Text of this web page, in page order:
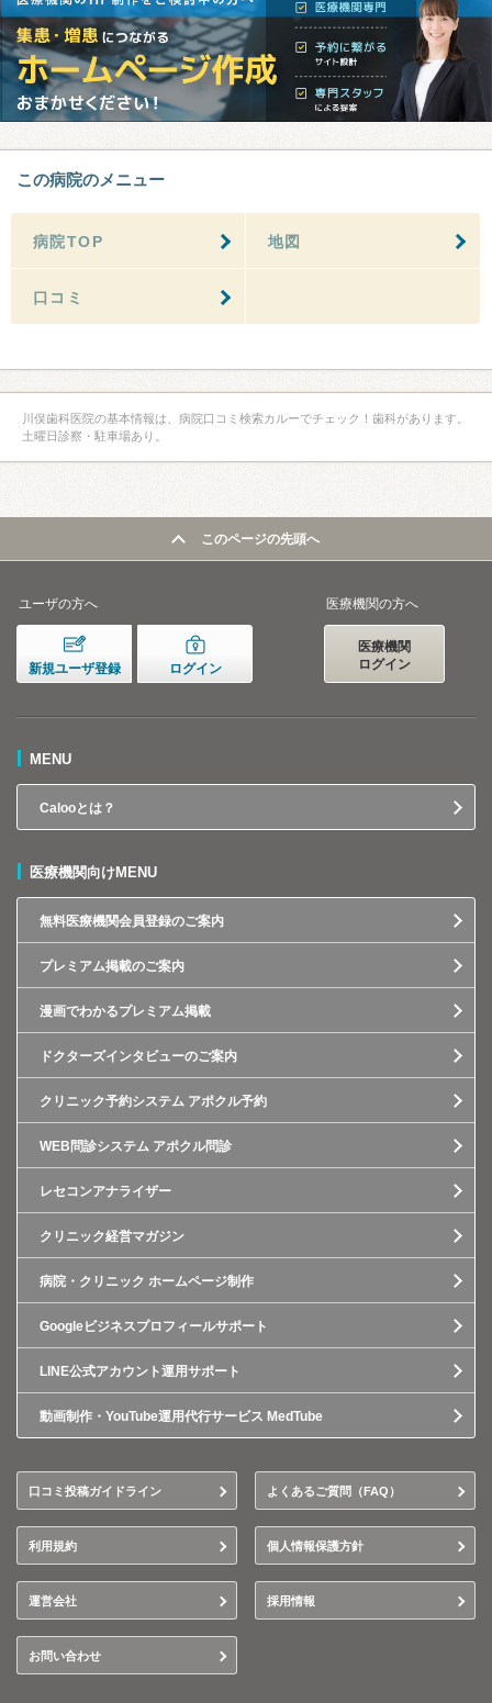
この病院のメニュー
病院TOP 地図
口コミ
川俣歯科医院の基本情報は、病院口コミ検索カルーでチェック！歯科があります。
土曜日診察・駐車場あり。
このページの先頭へ
ユーザの方へ
新規ユーザ登録 ログイン
医療機関の方へ
医療機関
ログイン
MENU
Calooとは？
医療機関向けMENU
無料医療機関会員登録のご案内
プレミアム掲載のご案内
漫画でわかるプレミアム掲載
ドクターズインタビューのご案内
クリニック予約システム アポクル予約
WEB問診システム アポクル問診
レセコンアナライザー
クリニック経営マガジン
病院・クリニック ホームページ制作
Googleビジネスプロフィールサポート
LINE公式アカウント運用サポート
動画制作・YouTube運用代行サービス MedTube
口コミ投稿ガイドライン よくあるご質問（FAQ）
利用規約 個人情報保護方針
運営会社 採用情報
お問い合わせ